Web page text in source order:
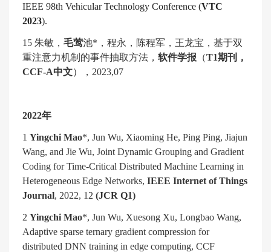
IEEE 98th Vehicular Technology Conference (VTC
2023).
15 朱敏， 毛莺池* ，程永，陈程军，王龙宝，基于双
重注意力机制的事件抽取方法， 软件学报 （T1期刊，
CCF-A中文）， 2023,07
2022年
1 Yingchi Mao*, Jun Wu, Xiaoming He, Ping Ping, Jiajun
Wang, and Jie Wu, Joint Dynamic Grouping and Gradient
Coding for Time-Critical Distributed Machine Learning in
Heterogeneous Edge Networks, IEEE Internet of Things
Journal, 2022, 12 (JCR Q1)
2 Yingchi Mao*, Jun Wu, Xuesong Xu, Longbao Wang,
Adaptive sparse ternary gradient compression for
distributed DNN training in edge computing, CCF